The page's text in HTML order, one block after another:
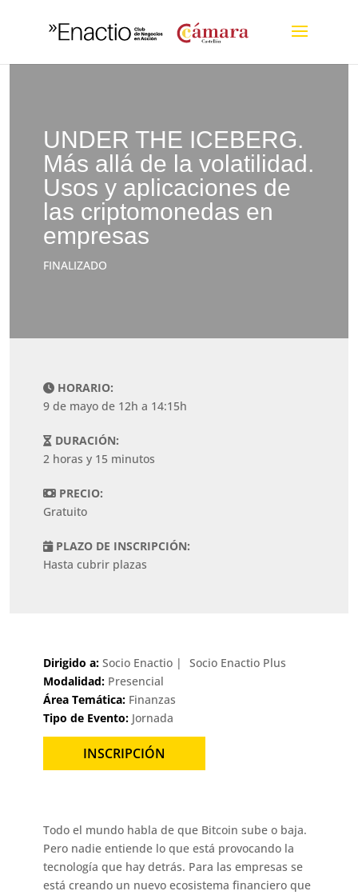
UNDER THE ICEBERG.
Más allá de la volatilidad.
Usos y aplicaciones de
las criptomonedas en
empresas
FINALIZADO
HORARIO:
9 de mayo de 12h a 14:15h
DURACIÓN:
2 horas y 15 minutos
PRECIO:
Gratuito
PLAZO DE INSCRIPCIÓN:
Hasta cubrir plazas
Dirigido a: Socio Enactio
Socio Enactio Plus
Modalidad: Presencial
Área Temática: Finanzas
Tipo de Evento: Jornada
INSCRIPCIÓN
Todo el mundo habla de que Bitcoin sube o baja.
Pero nadie entiende lo que está provocando la
tecnología que hay detrás. Para las empresas se
está creando un nuevo ecosistema financiero que